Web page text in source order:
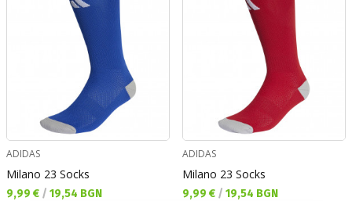
ADIDAS
Milano 23 Socks
Текуща цена:
9,99 € / 19,54 BGN
ADIDAS
Milano 23 Socks
Текуща цена:
9,99 € / 19,54 BGN